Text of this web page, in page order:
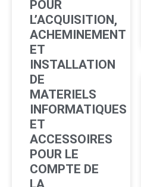
POUR
L’ACQUISITION,
ACHEMINEMENT
ET
INSTALLATION
DE
MATERIELS
INFORMATIQUES
ET
ACCESSOIRES
POUR LE
COMPTE DE
LA